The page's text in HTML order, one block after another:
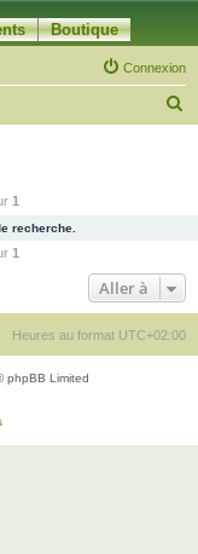
Boutique
Connexion
c
e
1
recherche.
1
Aller à
Heures au format UTC+02:00
phpBB Limited